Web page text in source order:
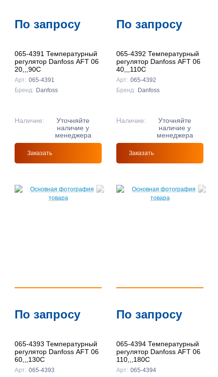
По запросу
065-4391 Температурный
регулятор Danfoss AFT 06
20,,,90C
Арт: 065-4391
Бренд: Danfoss
Наличие:
Уточняйте
наличие у
менеджера
Заказать
По запросу
065-4392 Температурный
регулятор Danfoss AFT 06
40,,,110C
Арт: 065-4392
Бренд: Danfoss
Наличие:
Уточняйте
наличие у
менеджера
Заказать
По запросу
065-4393 Температурный
регулятор Danfoss AFT 06
60,,,130C
Арт: 065-4393
По запросу
065-4394 Температурный
регулятор Danfoss AFT 06
110,,,180C
Арт: 065-4394